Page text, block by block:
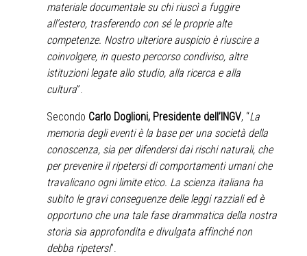
materiale documentale su chi riuscì a fuggire
all’estero, trasferendo con sé le proprie alte
competenze. Nostro ulteriore auspicio è riuscire a
coinvolgere, in questo percorso condiviso, altre
istituzioni legate allo studio, alla ricerca e alla
cultura”.
Secondo Carlo Doglioni, Presidente dell’INGV, “La
memoria degli eventi è la base per una società della
conoscenza, sia per difendersi dai rischi naturali, che
per prevenire il ripetersi di comportamenti umani che
travalicano ogni limite etico. La scienza italiana ha
subito le gravi conseguenze delle leggi razziali ed è
opportuno che una tale fase drammatica della nostra
storia sia approfondita e divulgata affinché non
debba ripetersi”.